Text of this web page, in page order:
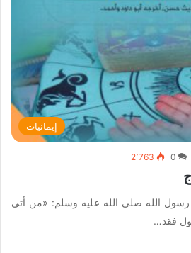
إيمانيات
0 2٬763
رسول الله صلى الله عليه وسلم: «من أتى
فقد…